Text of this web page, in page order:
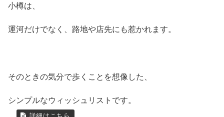
小樽は、
運河だけでなく、路地や店先にも惹かれます。
そのときの気分で歩くことを想像した、
シンプルなウィッシュリストです。